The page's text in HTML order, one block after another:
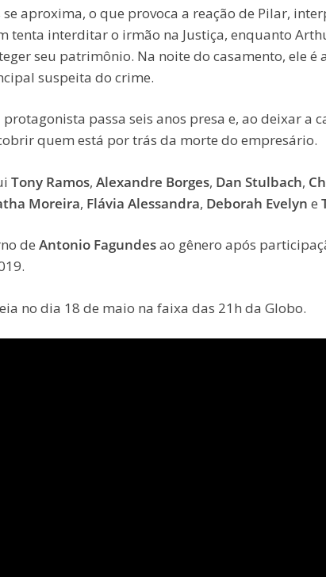
se aproxima, o que provoca a reação de Pilar,
tenta interditar o irmão na Justiça, enquanto
seu patrimônio. Na noite do casamento, ele é
suspeita do crime.
passa seis anos presa e, ao deixar a
quem está por trás da morte do empresário.
Tony Ramos, Alexandre Borges, Dan Stulbach,
Moreira, Flávia Alessandra, Deborah Evelyn e
de Antonio Fagundesao gênero após
no dia 18 de maio na faixa das 21h da Globo.